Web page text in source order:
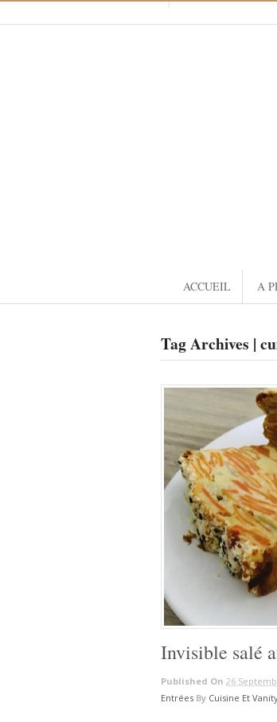
ACCUEIL A
Tag Archives |
Invisible salé
Published On 26
Entrées By Cuisine Et